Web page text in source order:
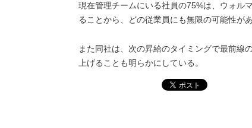
現在管理チームにいる社員の75%は、ウォル
ることから、どの従業員にも無限の可能性が
また同社は、次の昇給のタイミングで最前線
上げることも明らかにしている。